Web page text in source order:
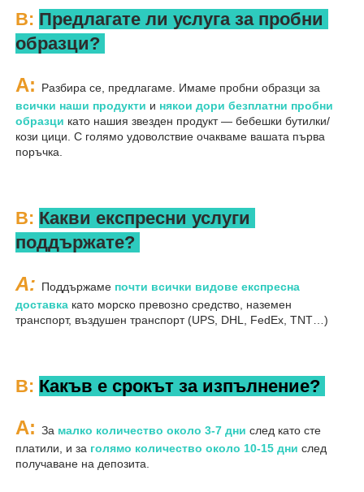
В: Предлагате ли услуга за пробни
образци?
A:
всички наши продукти и някои дори безплатни пробни
образци като нашия звезден продукт — бебешки бутилки/
кози цици. С голямо удоволствие очакваме вашата първа
поръчка.
В: Какви експресни услуги
поддържате?
A: Поддържаме почти всички видове експресна
доставка като морско превозно средство, наземен
транспорт, въздушен транспорт (UPS, DHL, FedEx, TNT…)
В: Какъв е срокът за изпълнение?
A: За малко количество около 3-7 дни след като сте
платили, и за голямо количество около 10-15 дни след
получаване на депозита.